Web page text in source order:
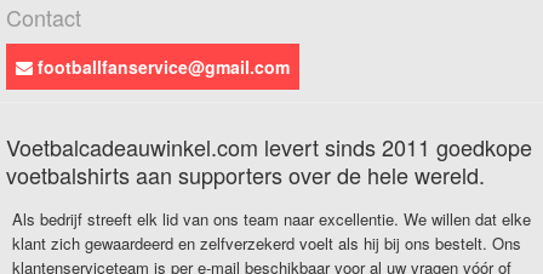
Contact
footballfanservice@gmail.com
Voetbalcadeauwinkel.com levert sinds 2011 goedkope
voetbalshirts aan supporters over de hele wereld.
Als bedrijf streeft elk lid van ons team naar excellentie. We willen dat elke
klant zich gewaardeerd en zelfverzekerd voelt als hij bij ons bestelt. Ons
klantenserviceteam is per e-mail beschikbaar voor al uw vragen vóór of